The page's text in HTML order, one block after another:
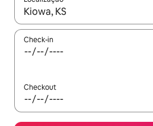
Quando os resultados estiverem
Check-in
Checkout